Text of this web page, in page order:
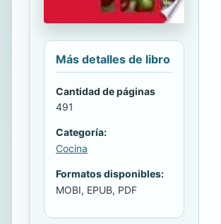
Más detalles de libro
Cantidad de páginas
491
Categoría:
Cocina
Formatos disponibles:
MOBI, EPUB, PDF